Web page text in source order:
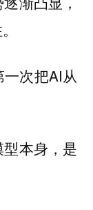
次把AI从
本身，是